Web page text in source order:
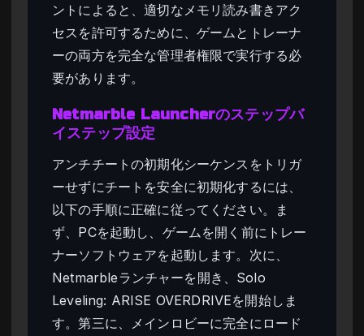
ントによると、適切なメモリ読み書きアク
セスを許可するために、ゲームとトレーナ
ーの両方を完全な管理者権限で実行する必
要があります。
Netmarble Launcherのステップバ
イステップ設定
アンチチートの初期化シーケンスをトリガ
ーせずにチートを安全に初期化するには、
以下の手順に正確に従ってください。ま
ず、PCを起動し、ゲームを開く前にトレー
ナーソフトウェアを起動します。次に、
Netmarbleランチャーを開き、Solo
Leveling: ARISE OVERDRIVEを開始しま
す。第三に、メインロビーに完全にロード